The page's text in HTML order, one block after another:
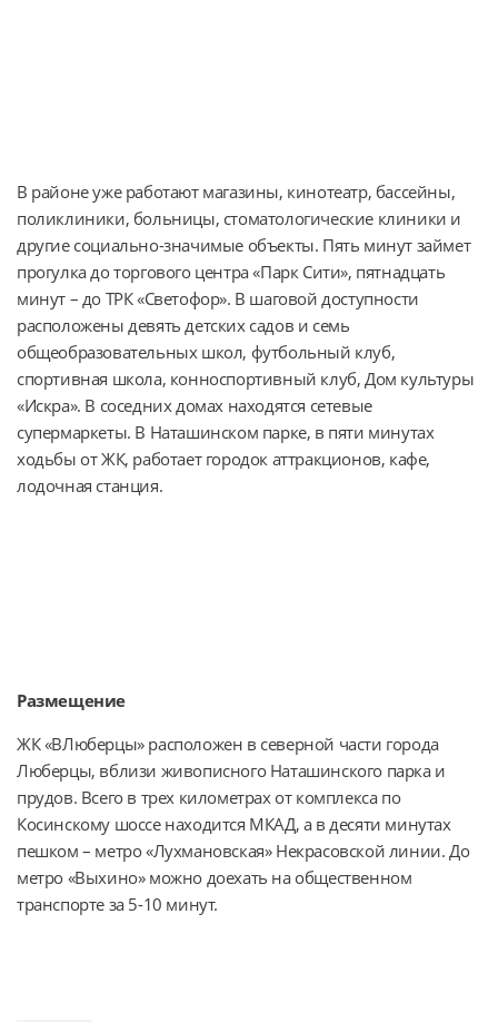
В районе уже работают магазины, кинотеатр, бассейны,
поликлиники, больницы, стоматологические клиники и
другие социально-значимые объекты. Пять минут займет
прогулка до торгового центра «Парк Сити», пятнадцать
минут – до ТРК «Светофор». В шаговой доступности
расположены девять детских садов и семь
общеобразовательных школ, футбольный клуб,
спортивная школа, конноспортивный клуб, Дом культуры
«Искра». В соседних домах находятся сетевые
супермаркеты. В Наташинском парке, в пяти минутах
ходьбы от ЖК, работает городок аттракционов, кафе,
лодочная станция.
Размещение
ЖК «ВЛюберцы» расположен в северной части города
Люберцы, вблизи живописного Наташинского парка и
прудов. Всего в трех километрах от комплекса по
Косинскому шоссе находится МКАД, а в десяти минутах
пешком – метро «Лухмановская» Некрасовской линии. До
метро «Выхино» можно доехать на общественном
транспорте за 5-10 минут.